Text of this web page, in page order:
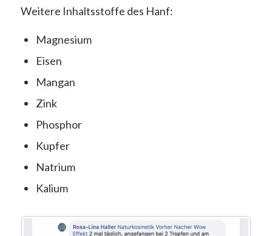
Weitere Inhaltsstoffe des Hanf:
Magnesium
Eisen
Mangan
Zink
Phosphor
Kupfer
Natrium
Kalium